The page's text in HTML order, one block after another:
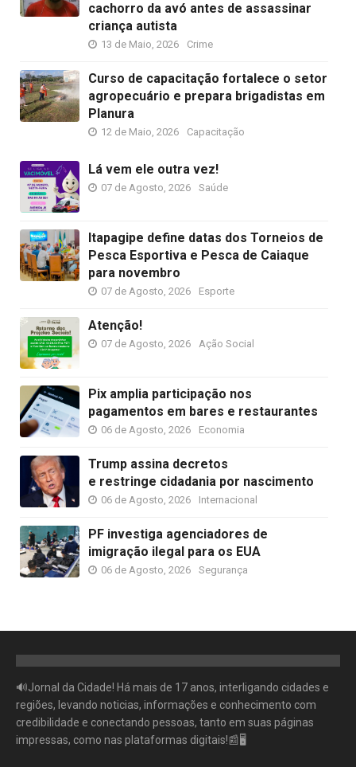
cachorro da avó antes de assassinar
criança autista
13 de Maio, 2026 Crime
Curso de capacitação fortalece o setor
agropecuário e prepara brigadistas em
Planura
12 de Maio, 2026 Capacitação
Lá vem ele outra vez!
07 de Agosto, 2026 Saúde
Itapagipe define datas dos Torneios de
Pesca Esportiva e Pesca de Caiaque
para novembro
07 de Agosto, 2026 Esporte
Atenção!
07 de Agosto, 2026 Ação Social
Pix amplia participação nos
pagamentos em bares e restaurantes
06 de Agosto, 2026 Economia
Trump assina decretos
e restringe cidadania por nascimento
06 de Agosto, 2026 Internacional
PF investiga agenciadores de
imigração ilegal para os EUA
06 de Agosto, 2026 Segurança
🔊Jornal da Cidade! Há mais de 17 anos, interligando cidades e
regiões, levando noticias, informações e conhecimento com
credibilidade e conectando pessoas, tanto em suas páginas
impressas, como nas plataformas digitais!📰🖥